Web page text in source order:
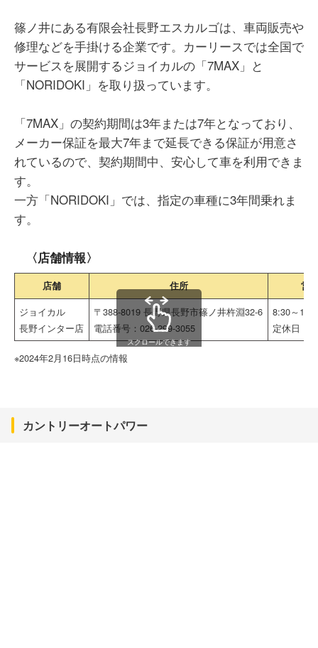
篠ノ井にある有限会社長野エスカルゴは、車両販売や
修理などを手掛ける企業です。カーリースでは全国で
サービスを展開するジョイカルの「7MAX」と
「NORIDOKI」を取り扱っています。
「7MAX」の契約期間は3年または7年となっており、
メーカー保証を最大7年まで延長できる保証が用意さ
れているので、契約期間中、安心して車を利用できま
す。
一方「NORIDOKI」では、指定の車種に3年間乗れま
す。
〈店舗情報〉
店舗 住所 営
ジョイカル
長野インター店
〒388-8019 長野県長野市篠ノ井杵淵32-6
電話番号：026-299-3055
8:30～
定休日：
スクロールできます
※2024年2月16日時点の情報
カントリーオートパワー